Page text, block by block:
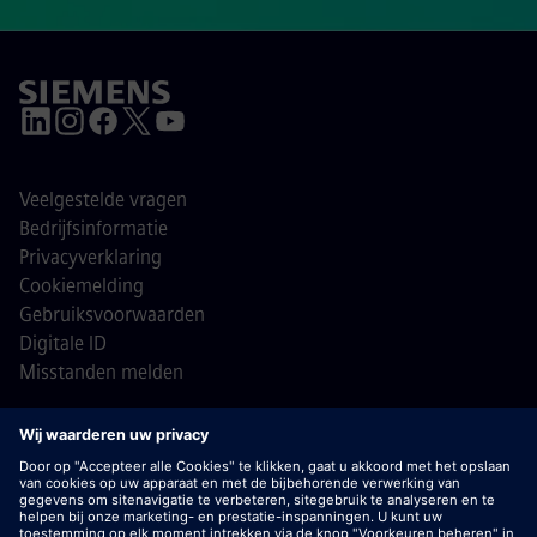
© Siemens 1996 - 2026
Veelgestelde vragen
Bedrijfsinformatie
Privacyverklaring
Cookiemelding
Gebruiksvoorwaarden
Digitale ID
Misstanden melden